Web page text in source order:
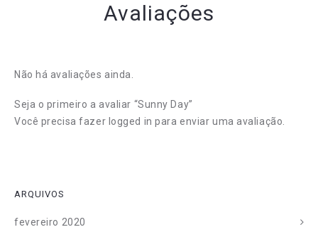
Avaliações
Não há avaliações ainda.
Seja o primeiro a avaliar “Sunny Day”
Você precisa fazer logged in para enviar uma avaliação.
ARQUIVOS
fevereiro 2020